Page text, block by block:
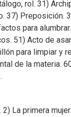
rol. 31)
37) Preposición.
para
51) Acto de
para limpiar y
de la materia.
La primera